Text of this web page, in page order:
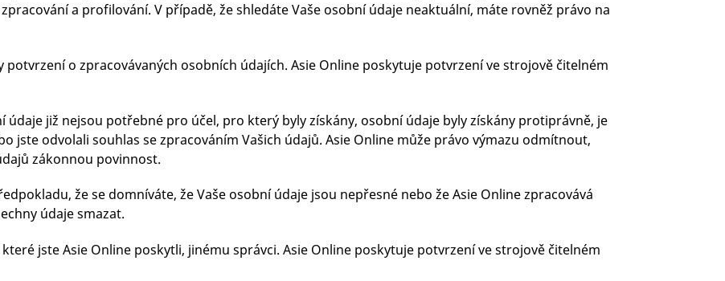
a profilování. V případě, že shledáte Vaše osobní údaje neaktuální, máte rovněž právo na
o zpracovávaných osobních údajích. Asie Online poskytuje potvrzení ve strojově čitelném
údaje již nejsou potřebné pro účel, pro který byly získány, osobní údaje byly získány protiprávně, je
jste odvolali souhlas se zpracováním Vašich údajů. Asie Online může právo výmazu odmítnout,
zákonnou povinnost.
že se domníváte, že Vaše osobní údaje jsou nepřesné nebo že Asie Online zpracovává
údaje smazat.
jste Asie Online poskytli, jinému správci. Asie Online poskytuje potvrzení ve strojově čitelném